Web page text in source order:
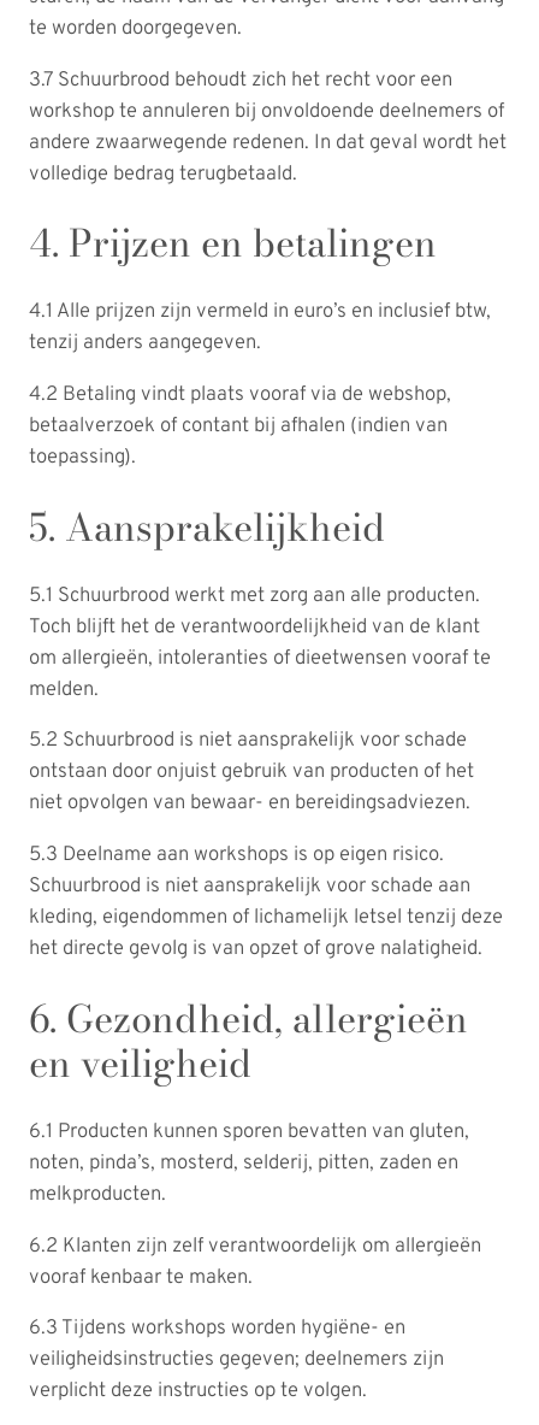
te worden doorgegeven.
3.7 Schuurbrood behoudt zich het recht voor een
workshop te annuleren bij onvoldoende deelnemers of
andere zwaarwegende redenen. In dat geval wordt het
volledige bedrag terugbetaald.
4. Prijzen en betalingen
4.1 Alle prijzen zijn vermeld in euro’s en inclusief btw,
tenzij anders aangegeven.
4.2 Betaling vindt plaats vooraf via de webshop,
betaalverzoek of contant bij afhalen (indien van
toepassing).
5. Aansprakelijkheid
5.1 Schuurbrood werkt met zorg aan alle producten.
Toch blijft het de verantwoordelijkheid van de klant
om allergieën, intoleranties of dieetwensen vooraf te
melden.
5.2 Schuurbrood is niet aansprakelijk voor schade
ontstaan door onjuist gebruik van producten of het
niet opvolgen van bewaar- en bereidingsadviezen.
5.3 Deelname aan workshops is op eigen risico.
Schuurbrood is niet aansprakelijk voor schade aan
kleding, eigendommen of lichamelijk letsel tenzij deze
het directe gevolg is van opzet of grove nalatigheid.
6. Gezondheid, allergieën
en veiligheid
6.1 Producten kunnen sporen bevatten van gluten,
noten, pinda’s, mosterd, selderij, pitten, zaden en
melkproducten.
6.2 Klanten zijn zelf verantwoordelijk om allergieën
vooraf kenbaar te maken.
6.3 Tijdens workshops worden hygiëne- en
veiligheidsinstructies gegeven; deelnemers zijn
verplicht deze instructies op te volgen.